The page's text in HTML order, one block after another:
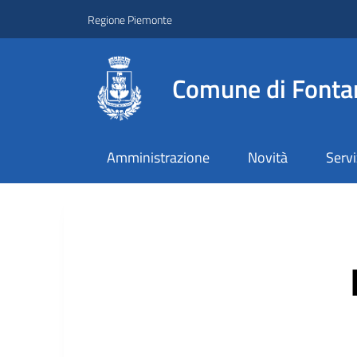
Regione Piemonte
Comune di
Amministrazione Novità